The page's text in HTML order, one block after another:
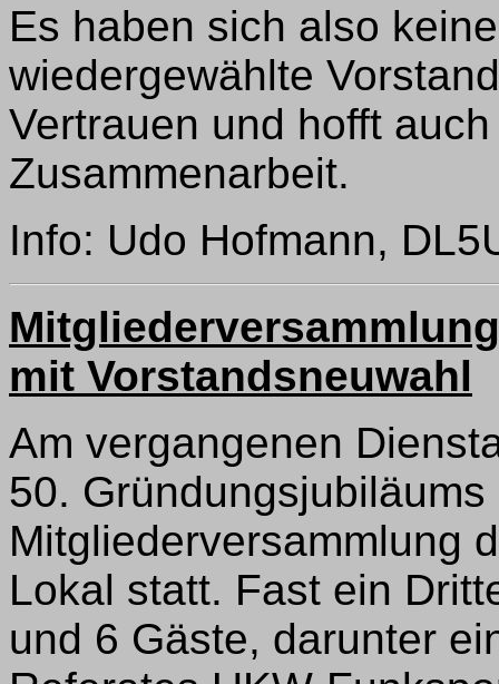
Es haben sich also
wiedergewählte
Vertrauen und hofft
Zusammenarbeit.
Info: Udo Hofmann,
mit Vorstandsneuwahl
Am vergangenen
50.
Mitgliederversammlung
Lokal statt. Fast ein
und 6 Gäste, darunter